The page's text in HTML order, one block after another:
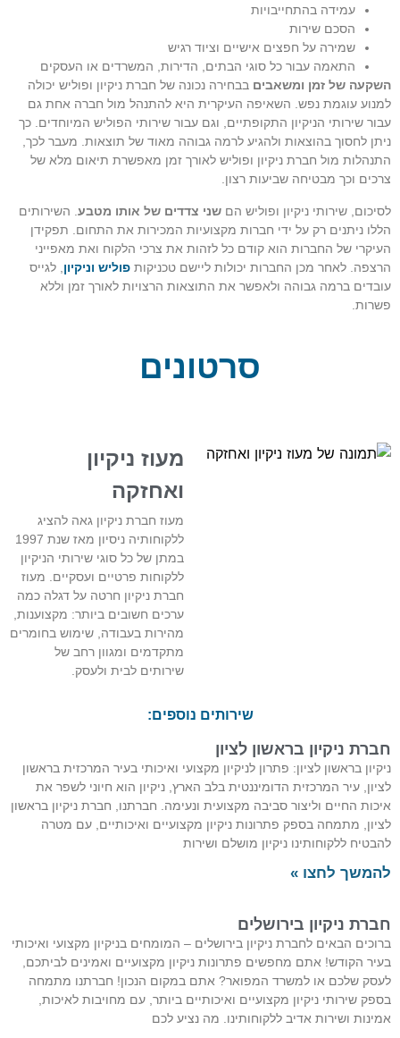
עמידה בהתחייבויות
הסכם שירות
שמירה על חפצים אישיים וציוד רגיש
התאמה עבור כל סוגי הבתים, הדירות, המשרדים או העסקים
השקעה של זמן ומשאבים בבחירה נכונה של חברת ניקיון ופוליש יכולה
למנוע עוגמת נפש. השאיפה העיקרית היא להתנהל מול חברה אחת גם
עבור שירותי הניקיון התקופתיים, וגם עבור שירותי הפוליש המיוחדים. כך
ניתן לחסוך בהוצאות ולהגיע לרמה גבוהה מאוד של תוצאות. מעבר לכך,
התנהלות מול חברת ניקיון ופוליש לאורך זמן מאפשרת תיאום מלא של
צרכים וכך מבטיחה שביעות רצון.
לסיכום, שירותי ניקיון ופוליש הם שני צדדים של אותו מטבע . השירותים
הללו ניתנים רק על ידי חברות מקצועיות המכירות את התחום. תפקידן
העיקרי של החברות הוא קודם כל לזהות את צרכי הלקוח ואת מאפייני
הרצפה. לאחר מכן החברות יכולות ליישם טכניקות פוליש וניקיון , לגייס
עובדים ברמה גבוהה ולאפשר את התוצאות הרצויות לאורך זמן וללא
פשרות.
סרטונים
מעוז ניקיון
ואחזקה
מעוז חברת ניקיון גאה להציג
ללקוחותיה ניסיון מאז שנת 1997
במתן של כל סוגי שירותי הניקיון
ללקוחות פרטיים ועסקיים. מעוז
חברת ניקיון חרטה על דגלה כמה
ערכים חשובים ביותר: מקצוענות,
מהירות בעבודה, שימוש בחומרים
מתקדמים ומגוון רחב של
שירותים לבית ולעסק.
שירותים נוספים:
חברת ניקיון בראשון לציון
ניקיון בראשון לציון: פתרון לניקיון מקצועי ואיכותי בעיר המרכזית בראשון
לציון, עיר המרכזית הדומיננטית בלב הארץ, ניקיון הוא חיוני לשפר את
איכות החיים וליצור סביבה מקצועית ונעימה. חברתנו, חברת ניקיון בראשון
לציון, מתמחה בספק פתרונות ניקיון מקצועיים ואיכותיים, עם מטרה
להבטיח ללקוחותינו ניקיון מושלם ושירות
להמשך לחצו »
חברת ניקיון בירושלים
ברוכים הבאים לחברת ניקיון בירושלים – המומחים בניקיון מקצועי ואיכותי
בעיר הקודש! אתם מחפשים פתרונות ניקיון מקצועיים ואמינים לביתכם,
לעסק שלכם או למשרד המפואר? אתם במקום הנכון! חברתנו מתמחה
בספק שירותי ניקיון מקצועיים ואיכותיים ביותר, עם מחויבות לאיכות,
אמינות ושירות אדיב ללקוחותינו. מה נציע לכם